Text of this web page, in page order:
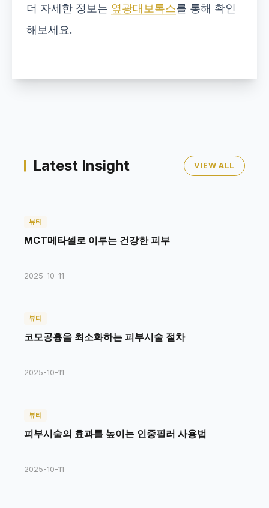
더 자세한 정보는 옆광대보톡스를 통해 확인
해보세요.
Latest Insight VIEW ALL
뷰티
MCT메타셀로 이루는 건강한 피부
2025-10-11
뷰티
코모공흉을 최소화하는 피부시술 절차
2025-10-11
뷰티
피부시술의 효과를 높이는 인중필러 사용법
2025-10-11